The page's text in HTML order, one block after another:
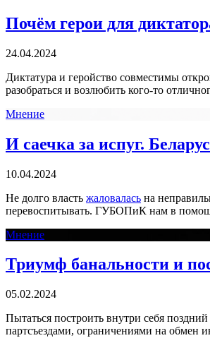
Почём герои для
24.04.2024
Диктатура и геройство совместимы
разобраться и возлюбить кого-то
Мнение
И саечка за испуг.
10.04.2024
Не долго власть жаловалась на
перевоспитывать. ГУБОПиК нам в
Мнение
Триумф банальности и
05.02.2024
Пытаться построить внутри себя
партсъездами, ограничениями на обмен